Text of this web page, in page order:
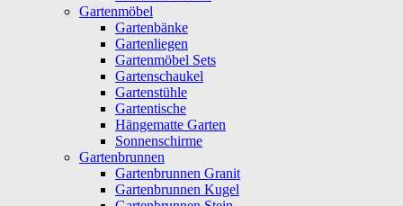
Gartenmöbel
Gartenbänke
Gartenliegen
Gartenmöbel Sets
Gartenschaukel
Gartenstühle
Gartentische
Hängematte Garten
Sonnenschirme
Gartenbrunnen
Gartenbrunnen Granit
Gartenbrunnen Kugel